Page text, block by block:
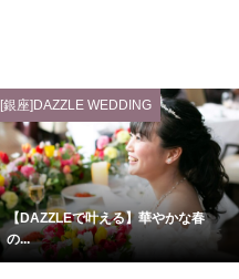
[銀座]DAZZLE WEDDING
【DAZZLEで叶える】華やかな春
の...